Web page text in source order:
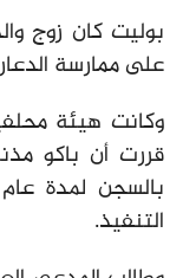
بوليت كان زوج
على ممارسة
وكانت هيئة
قررت أن باكو
بالسجن لمدة
التنفيذ.